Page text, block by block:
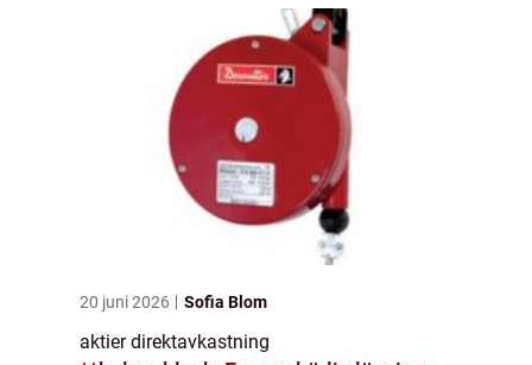
20 juni 2026 Sofia Blom
aktier direktavkastning